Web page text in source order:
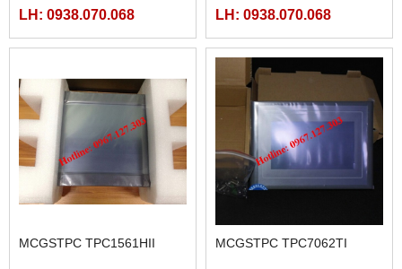
40MCRT-AC, FBS-40MART-
LH: 0938.070.068 LH: 0938.070.068
MCGSTPC TPC1561HII MCGSTPC TPC7062TI